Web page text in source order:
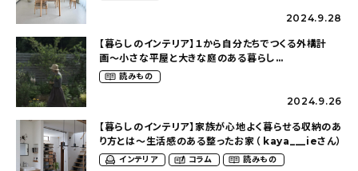
2024.9.28
【暮らしのインテリア】１から自分たちでつくる外構計
画〜小さな平屋と大きな庭のある暮らし
（tsumikiniwaさん）
読みもの
2024.9.26
【暮らしのインテリア】家族が心地よく暮らせる収納のあ
り方とは〜生活感のある整ったお家（ kaya___ieさん）
インテリア コラム 読みもの